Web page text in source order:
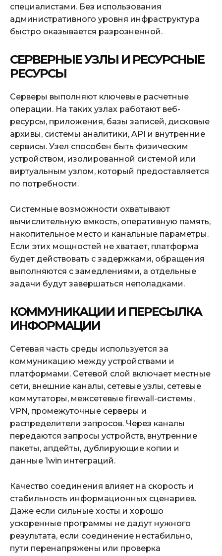
специалистами. Без использования
административного уровня инфраструктура
быстро оказывается разрозненной.
СЕРВЕРНЫЕ УЗЛЫ И РЕСУРСНЫЕ
РЕСУРСЫ
Серверы выполняют ключевые расчетные
операции. На таких узлах работают веб-
ресурсы, приложения, базы записей, дисковые
архивы, системы аналитики, API и внутренние
сервисы. Узел способен быть физическим
устройством, изолированной системой или
виртуальным узлом, который предоставляется
по потребности.
Системные возможности охватывают
вычислительную емкость, оперативную память,
накопительное место и канальные параметры.
Если этих мощностей не хватает, платформа
будет действовать с задержками, обращения
выполняются с замедлениями, а отдельные
задачи будут завершаться неполадками.
КОММУНИКАЦИИ И ПЕРЕСЫЛКА
ИНФОРМАЦИИ
Сетевая часть среды используется за
коммуникацию между устройствами и
платформами. Сетевой слой включает местные
сети, внешние каналы, сетевые узлы, сетевые
коммутаторы, межсетевые firewall-системы,
VPN, промежуточные серверы и
распределители запросов. Через каналы
передаются запросы устройств, внутренние
пакеты, апдейты, дублирующие копии и
данные 1win интеграций.
Качество соединения влияет на скорость и
стабильность информационных сценариев.
Даже если сильные хосты и хорошо
ускоренные программы не дадут нужного
результата, если соединение нестабильно,
пути перенапряжены или проверка